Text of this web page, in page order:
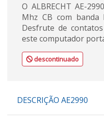
O ALBRECHT AE-
Mhz CB com banda
Desfrute de
este computador
descontinuado
DESCRIÇÃO AE2990